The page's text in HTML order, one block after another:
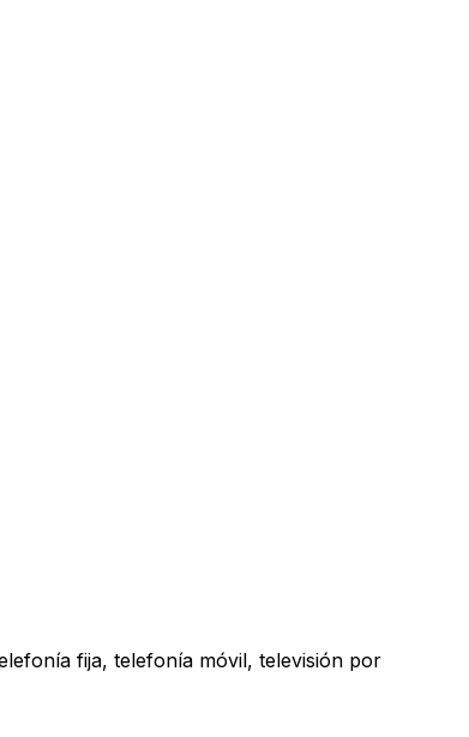
fija, telefonía móvil, televisión por